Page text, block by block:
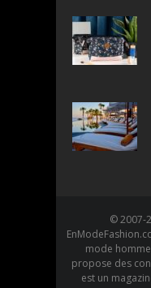
© 2007-
mode
propose des
est un